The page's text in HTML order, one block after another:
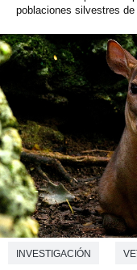
poblaciones silvestres
INVESTIGACIÓN